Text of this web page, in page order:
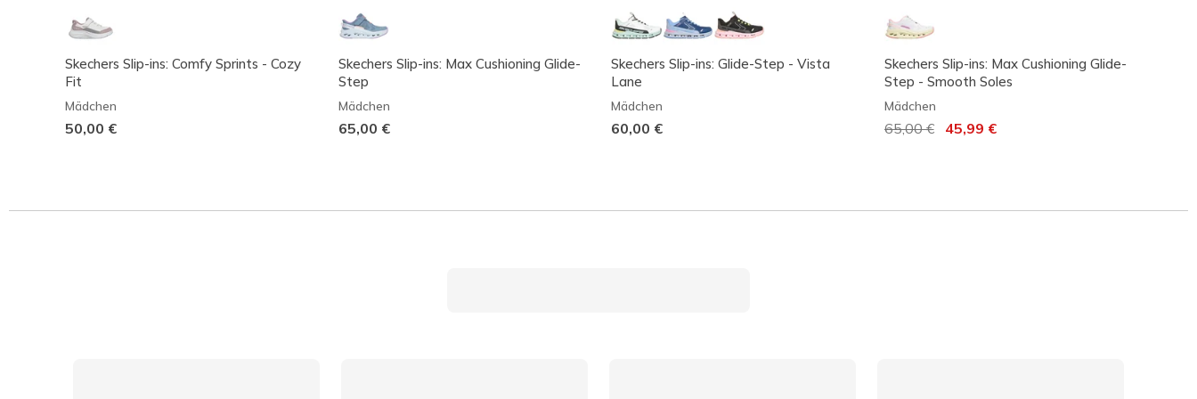
Skechers Slip-ins: Comfy Sprints - Cozy
Fit
Mädchen
50,00 €
Skechers Slip-ins: Max Cushioning Glide-
Step
Mädchen
65,00 €
Skechers Slip-ins: Glide-Step - Vista
Lane
Mädchen
60,00 €
Skechers Slip-ins: Max Cushioning Glide-
Step - Smooth Soles
Mädchen
Reduziert von
65,00 €auf45,99 €